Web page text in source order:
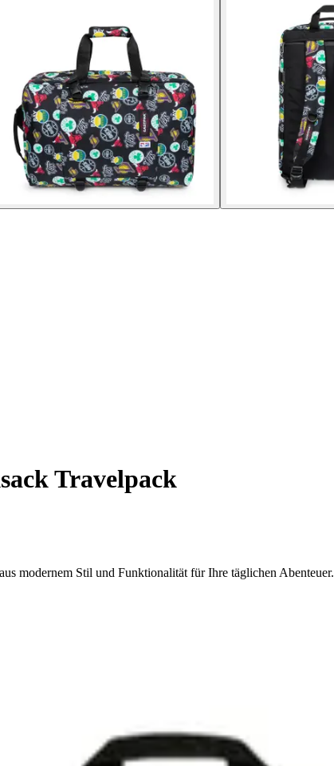
Travelpack
modernem Stil und Funktionalität für Ihre täglichen Abenteuer.